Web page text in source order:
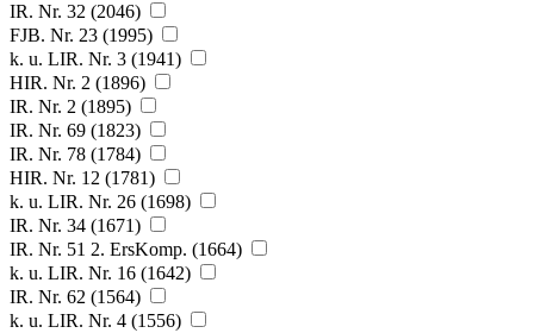
IR. Nr. 32 (2046)
FJB. Nr. 23 (1995)
k. u. LIR. Nr. 3 (1941)
HIR. Nr. 2 (1896)
IR. Nr. 2 (1895)
IR. Nr. 69 (1823)
IR. Nr. 78 (1784)
HIR. Nr. 12 (1781)
k. u. LIR. Nr. 26 (1698)
IR. Nr. 34 (1671)
IR. Nr. 51 2. ErsKomp. (1664)
k. u. LIR. Nr. 16 (1642)
IR. Nr. 62 (1564)
k. u. LIR. Nr. 4 (1556)